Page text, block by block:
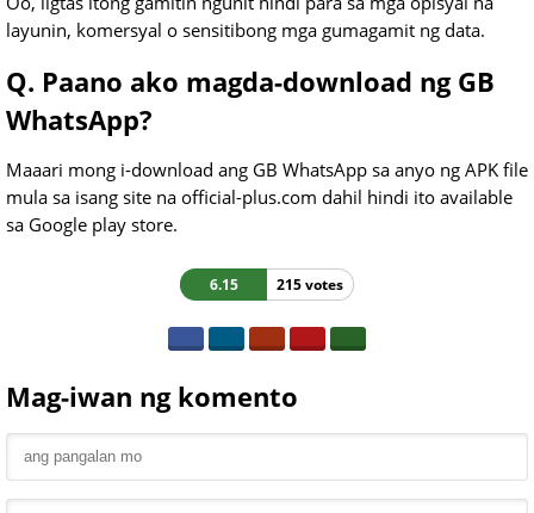
layunin, komersyal o sensitibong mga gumagamit ng data.
Q. Paano ako magda-download ng GB
WhatsApp?
Maaari mong i-download ang GB WhatsApp sa anyo ng APK file
mula sa isang site na official-plus.com dahil hindi ito available
sa Google play store.
6.15 215 votes
Mag-iwan ng komento